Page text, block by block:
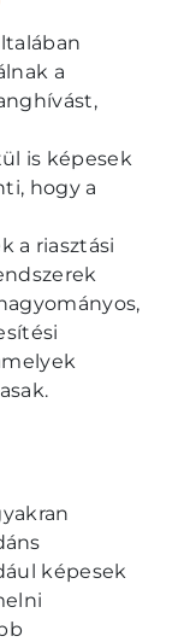
a
is képesek
hogy a
a riasztási
képesek